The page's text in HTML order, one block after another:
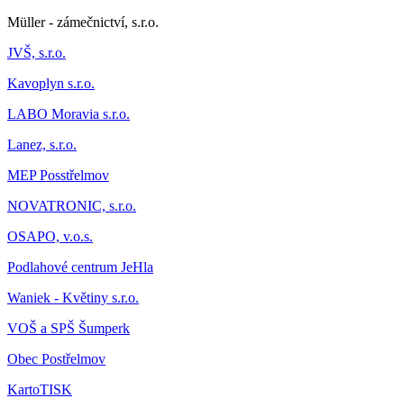
Müller - zámečnictví, s.r.o.
JVŠ, s.r.o.
Kavoplyn s.r.o.
LABO Moravia s.r.o.
Lanez, s.r.o.
MEP Posstřelmov
NOVATRONIC, s.r.o.
OSAPO, v.o.s.
Podlahové centrum JeHla
Waniek - Květiny s.r.o.
VOŠ a SPŠ Šumperk
Obec Postřelmov
KartoTISK